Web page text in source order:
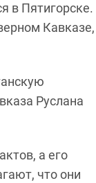
в Пятигорске.
Кавказе,
Руслана
а его
что они